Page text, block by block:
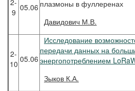
2-
9 05.06 плазмоны в фуллеренах
Давидович М.В.
2-
10 05.06
Исследование
передачи данных на
энергопотреблением
Зыков К.А.